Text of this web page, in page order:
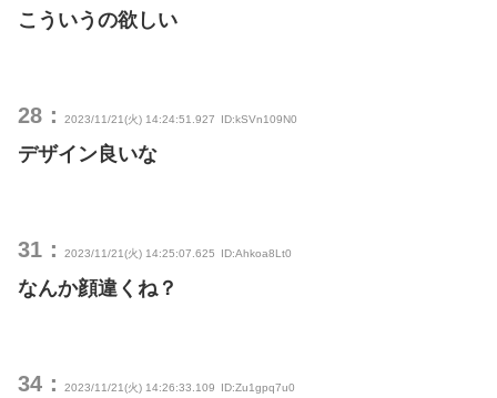
こういうの欲しい
28： 2023/11/21(火) 14:24:51.927 ID:kSVn109N0
デザイン良いな
31： 2023/11/21(火) 14:25:07.625 ID:Ahkoa8Lt0
なんか顔違くね？
34： 2023/11/21(火) 14:26:33.109 ID:Zu1gpq7u0